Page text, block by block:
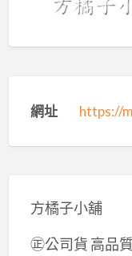
網址 https://
方橘子小舖
㊣公司貨 高品